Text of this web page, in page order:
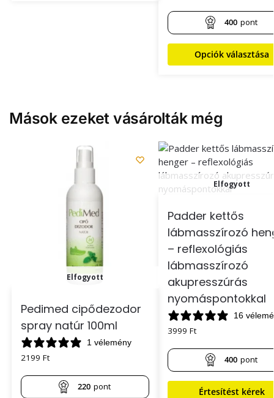
400 pont
Opciók választása
Mások ezeket vásárolták még
Elfogyott
Pedimed cipődezodor
spray natúr 100ml
1 vélemény
2199 Ft
220 pont
Elfogyott
Padder kettős
lábmasszírozó
– reflexológiás
lábmasszírozó
akupresszúrás
nyomáspontokkal
16
3999 Ft
400 pont
Értesítést kérek